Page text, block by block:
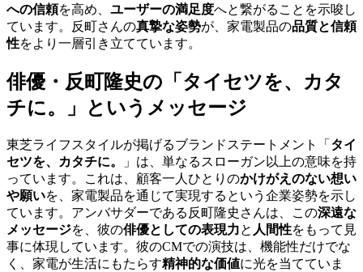
への信頼を高め、 ユーザーの満足度へと繋がることを示唆し
ています。反町さんの真摯な姿勢が、家電製品の品質と信頼
性をより一層引き立てています。
俳優・反町隆史の「タイセツを、カタ
チに。」というメッセージ
東芝ライフスタイルが掲げるブランドステートメント「 タイ
セツを、カタチに。
」は、単なるスローガン以上の意味を持
っています。これは、顧客一人ひとりのかけがえのない想い
や願いを、家電製品を通じて実現するという企業姿勢を示し
ています。アンバサダーである反町隆史さんは、この深遠な
メッセージを、彼の俳優としての表現力と 人間性をもって見
事に体現しています。彼のCMでの演技は、機能性だけでな
く、家電が生活にもたらす精神的な価値に光を当てていま